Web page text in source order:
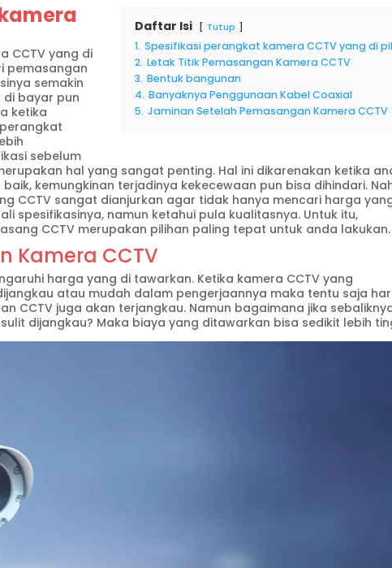
Daftar Isi Tutup
1. Spesifikasi perangkat kamera CCTV yang di
2. Letak Titik Pemasangan Kamera CCTV
3. Bentuk bangunan
4. Banyaknya Penggunaan Kabel Coaxial
5. Jaminan Setelah Pemasangan Kamera CCTV
CCTV yang di
pemasangan
semakin
bayar pun
ketika
sebelum
hal yang sangat penting. Hal ini dikarenakan ketika
kemungkinan terjadinya kekecewaan pun bisa dihindari.
CCTV sangat dianjurkan agar tidak hanya mencari harga
spesifikasinya, namun ketahui pula kualitasnya. Untuk itu,
CCTV merupakan pilihan paling tepat untuk anda lakukan.
Kamera CCTV
harga yang di tawarkan. Ketika kamera CCTV yang
atau mudah dalam pengerjaannya maka tentu saja
CCTV juga akan terjangkau. Namun bagaimana jika
dijangkau? Maka biaya yang ditawarkan bisa sedikit lebih